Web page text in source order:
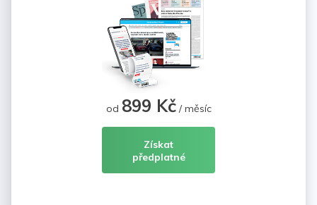
od 899 Kč/ měsíc
Získat
předplatné